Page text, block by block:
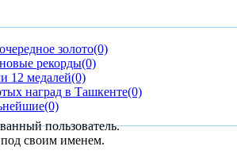
золото(0)
рекорды(0)
12 медалей(0)
наград в Ташкенте(0)
(0)
пользователь.
своим именем.